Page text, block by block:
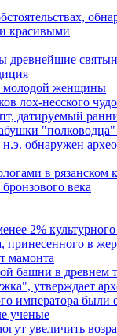
красивыми
древнейшие
молодой женщины
лох-несского
датируемый
обнаружен
в рязанском
века
2% культурного
в
мамонта
башни в древнем
утверждает
императора были
ученые
увеличить